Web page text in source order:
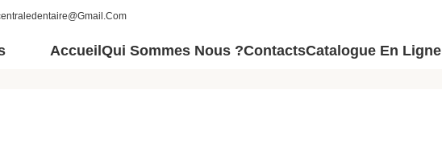
AccueilQui Sommes Nous ?ContactsCatalogue En Ligne